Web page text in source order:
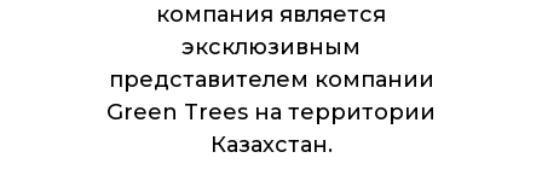
компания является
эксклюзивным
представителем компании
Green Trees на территории
Казахстан.